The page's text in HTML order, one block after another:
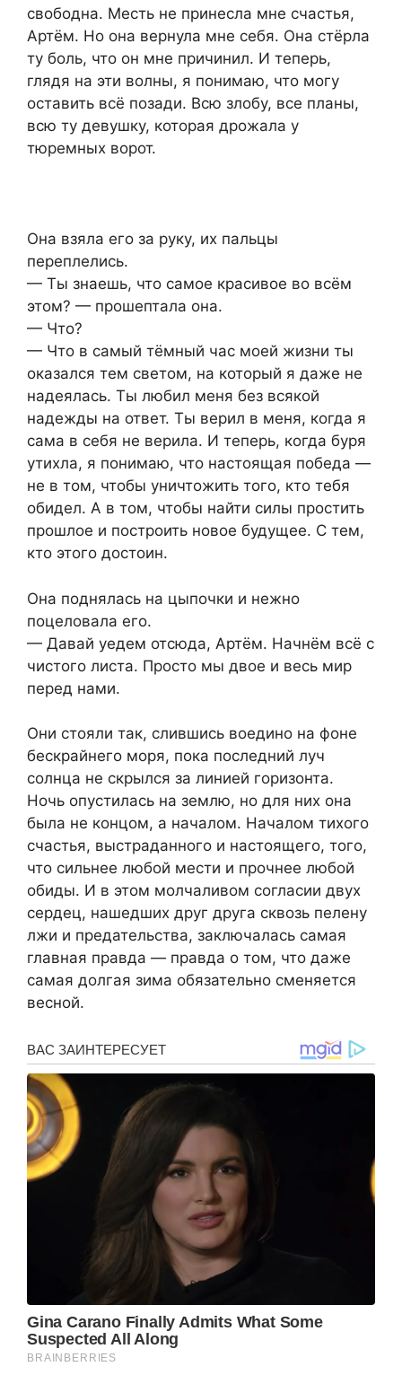
свободна. Месть не принесла мне счастья,
Артём. Но она вернула мне себя. Она стёрла
ту боль, что он мне причинил. И теперь,
глядя на эти волны, я понимаю, что могу
оставить всё позади. Всю злобу, все планы,
всю ту девушку, которая дрожала у
тюремных ворот.
Она взяла его за руку, их пальцы
переплелись.
— Ты знаешь, что самое красивое во всём
этом? — прошептала она.
— Что?
— Что в самый тёмный час моей жизни ты
оказался тем светом, на который я даже не
надеялась. Ты любил меня без всякой
надежды на ответ. Ты верил в меня, когда я
сама в себя не верила. И теперь, когда буря
утихла, я понимаю, что настоящая победа —
не в том, чтобы уничтожить того, кто тебя
обидел. А в том, чтобы найти силы простить
прошлое и построить новое будущее. С тем,
кто этого достоин.
Она поднялась на цыпочки и нежно
поцеловала его.
— Давай уедем отсюда, Артём. Начнём всё с
чистого листа. Просто мы двое и весь мир
перед нами.
Они стояли так, слившись воедино на фоне
бескрайнего моря, пока последний луч
солнца не скрылся за линией горизонта.
Ночь опустилась на землю, но для них она
была не концом, а началом. Началом тихого
счастья, выстраданного и настоящего, того,
что сильнее любой мести и прочнее любой
обиды. И в этом молчаливом согласии двух
сердец, нашедших друг друга сквозь пелену
лжи и предательства, заключалась самая
главная правда — правда о том, что даже
самая долгая зима обязательно сменяется
весной.